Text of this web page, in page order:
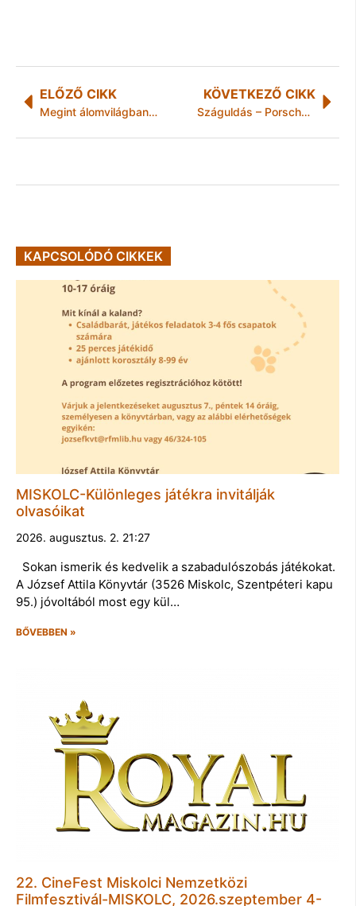
ELŐZŐ CIKK
Megint álomvilágban él a főváros vezetése
KÖVETKEZŐ CIKK
Száguldás – Porsche és szerelem nélkül
KAPCSOLÓDÓ CIKKEK
MISKOLC-Különleges játékra invitálják
olvasóikat
2026. augusztus. 2. 21:27
Sokan ismerik és kedvelik a szabadulószobás játékokat.
A József Attila Könyvtár (3526 Miskolc, Szentpéteri kapu
95.) jóvoltából most egy kül…
BŐVEBBEN »
22. CineFest Miskolci Nemzetközi
Filmfesztivál-MISKOLC, 2026.szeptember 4-